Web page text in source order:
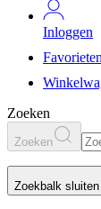
Inloggen
Favorieten
Zoeken
Zoeken
Zoekbalk sluiten